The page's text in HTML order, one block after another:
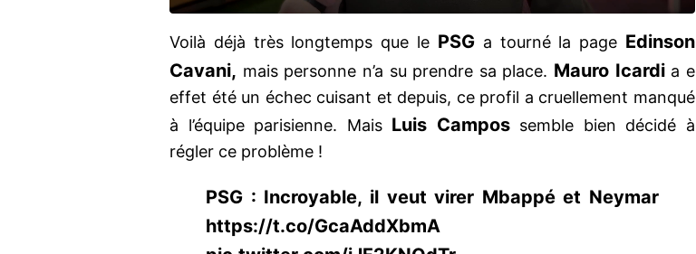
Voilà déjà très longtemps que le PSGa tourné la page Edinson
Cavani, mais personne n’a su prendre sa place. Mauro Icardia e
effet été un échec cuisant et depuis, ce profil a cruellement manqué
à l’équipe parisienne. Mais Luis Campossemble bien décidé à
régler ce problème !
PSG : Incroyable, il veut virer Mbappé et Neymar
https://t.co/GcaAddXbmA